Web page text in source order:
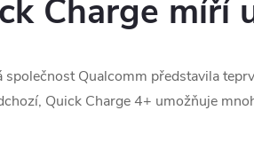
Charge míří
Qualcomm představila
Quick Charge 4+ umožňuje